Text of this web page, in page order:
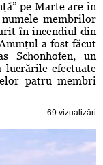
pe Marte are în
membrilor
în incendiul din
a fost făcut
Schonhofen, un
efectuate
patru membri
69 vizualizări